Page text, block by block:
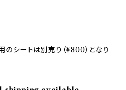
のシートは別売り（¥800）となり